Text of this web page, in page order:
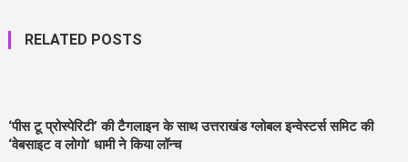
RELATED POSTS
‘पीस टू प्रोस्पेरिटी’ की टैगलाइन के साथ उत्तराखंड ग्लोबल इन्वेस्टर्स समिट की
‘वेबसाइट व लोगो’ धामी ने किया लॉन्च